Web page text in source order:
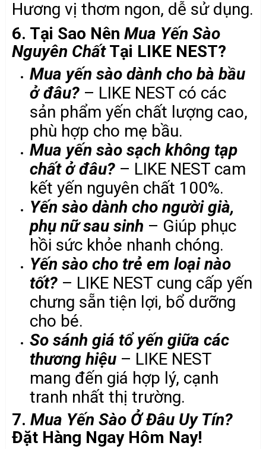
Hương vị thơm ngon, dễ sử dụng.
6. Tại Sao Nên Mua Yến Sào
Nguyên ChấtTại LIKE NEST?
Mua yến sào dành cho bà bầu
ở đâu? – LIKE NEST có các
sản phẩm yến chất lượng cao,
phù hợp cho mẹ bầu.
Mua yến sào sạch không tạp
chất ở đâu? – LIKE NEST cam
kết yến nguyên chất 100%.
Yến sào dành cho người già,
phụ nữ sau sinh – Giúp phục
hồi sức khỏe nhanh chóng.
Yến sào cho trẻ em loại nào
tốt? – LIKE NEST cung cấp yến
chưng sẵn tiện lợi, bổ dưỡng
cho bé.
So sánh giá tổ yến giữa các
thương hiệu – LIKE NEST
mang đến giá hợp lý, cạnh
tranh nhất thị trường.
7. Mua Yến Sào Ở Đâu Uy Tín?
Đặt Hàng Ngay Hôm Nay!